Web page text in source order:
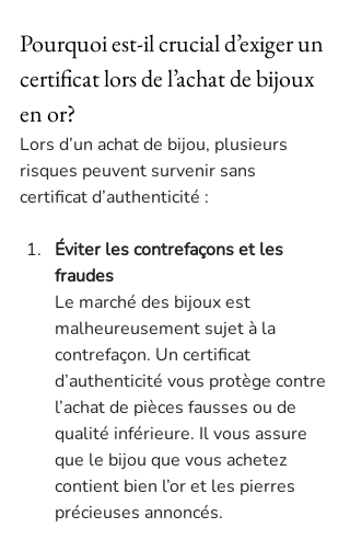
Pourquoi est-il crucial d’exiger un
certificat lors de l’achat de bijoux
en or?
Lors d’un achat de bijou, plusieurs
risques peuvent survenir sans
certificat d’authenticité :
Éviter les contrefaçons et les
fraudes
Le marché des bijoux est
malheureusement sujet à la
contrefaçon. Un certificat
d’authenticité vous protège contre
l’achat de pièces fausses ou de
qualité inférieure. Il vous assure
que le bijou que vous achetez
contient bien l’or et les pierres
précieuses annoncés.